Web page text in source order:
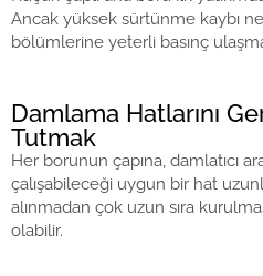
Ancak yüksek sürtünme kaybı
bölümlerine yeterli basınç
Damlama Hatlarını
Tutmak
Her borunun çapına, damlatıcı
çalışabileceği uygun bir hat
alınmadan çok uzun sıra
olabilir.